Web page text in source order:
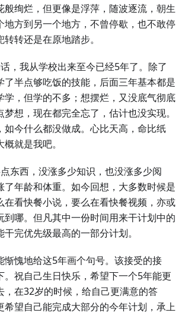
般绚烂，但更像是浮萍，随波逐流，朝生
地方到另一个地方，不曾停歇，也不敢停
转还是在原地踏步。
，我从学校出来至今已经5年了。除了
了半点够吃饭的技能，后面三年基本都是
学，但学的不多；想摆烂，又没底气彻底
想，现在都完全忘了，估计也没实现。
如今什么都没做成。心比天高，命比纸
就是我吧。
东西，没涨多少知识，也没涨多少阅
了年龄和体重。如今回想，大多数时候是
在看快餐小说，要么在看快餐视频，亦或
到哪。但凡其中一份时间用来干计划中的
完优先级最高的一部分计划。
惭愧地给这5年画个句号。该接受的接
。祝自己生日快乐，希望下一个5年能更
，在32岁的时候，给自己更满意的答
希望自己能完成大部分的今年计划，承上